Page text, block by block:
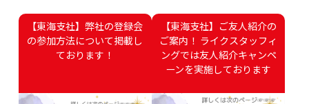
【東海支社】弊社の登録会
の参加方法について掲載し
ております！
【東海支社】ご友人紹介の
ご案内！ ライクスタッフィ
ングでは友人紹介キャンペ
ーンを実施しております